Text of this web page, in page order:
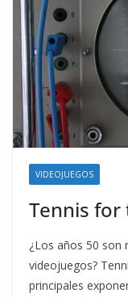
VIDEOJUEGOS
Tennis for
¿Los años 50 son
videojuegos?
principales